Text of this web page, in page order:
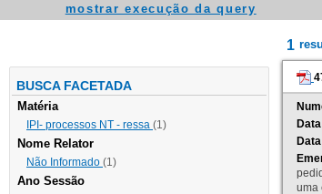
mostrar execução da query
BUSCA FACETADA
Matéria
IPI- processos NT - ressa (1)
Nome Relator
Não Informado (1)
Ano Sessão
1
uma